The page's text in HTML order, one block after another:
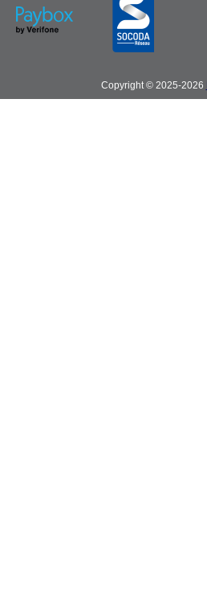
Copyright © 2025-2026